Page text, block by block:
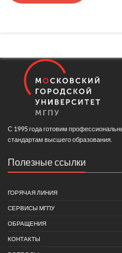
С 1995 года готовим
стандартам высшего образования.
Полезные ссылки
ГОРЯЧАЯ ЛИНИЯ
СЕРВИСЫ МГПУ
ОБРАЩЕНИЯ
КОНТАКТЫ